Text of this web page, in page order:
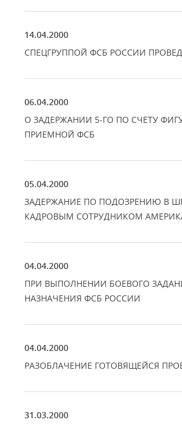
14.04.2000
СПЕЦГРУППОЙ ФСБ РОССИИ
06.04.2000
О ЗАДЕРЖАНИИ 5-ГО ПО СЧЕТУ
ПРИЕМНОЙ ФСБ
05.04.2000
ЗАДЕРЖАНИЕ ПО ПОДОЗРЕНИЮ В
КАДРОВЫМ СОТРУДНИКОМ
04.04.2000
ПРИ ВЫПОЛНЕНИИ БОЕВОГО
НАЗНАЧЕНИЯ ФСБ РОССИИ
04.04.2000
РАЗОБЛАЧЕНИЕ ГОТОВЯЩЕЙСЯ
31.03.2000